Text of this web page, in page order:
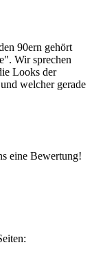
90ern gehört
Wir sprechen
Looks der
welcher gerade
eine Bewertung!